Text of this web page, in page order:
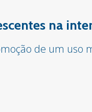
na
de um uso